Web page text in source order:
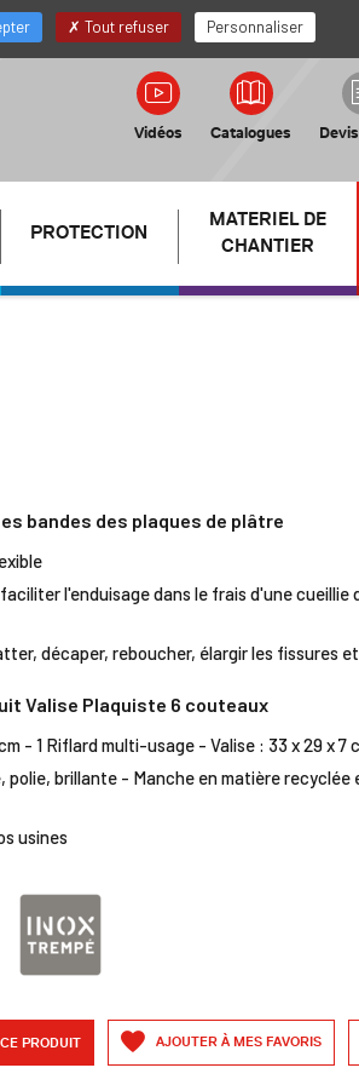
Mon compte
Vidéos Catalogues
PROTECTION
MATERIEL DE
CHANTIER
bandes des plaques de plâtre
l'enduisage dans le frais d'une cueillie
décaper, reboucher, élargir les fissures
Valise Plaquiste 6 couteaux
- 1 Riflard multi-usage - Valise : 33 x 29 x 7
polie, brillante - Manche en matière recyclée
usines
PRODUIT AJOUTER À MES FAVORIS
Tout refuser Personnaliser